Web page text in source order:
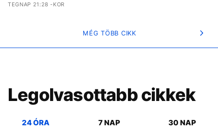
TEGNAP 21:28 -KOR
MÉG TÖBB CIKK
Legolvasottabb cikkek
24 ÓRA 7 NAP 30 NAP